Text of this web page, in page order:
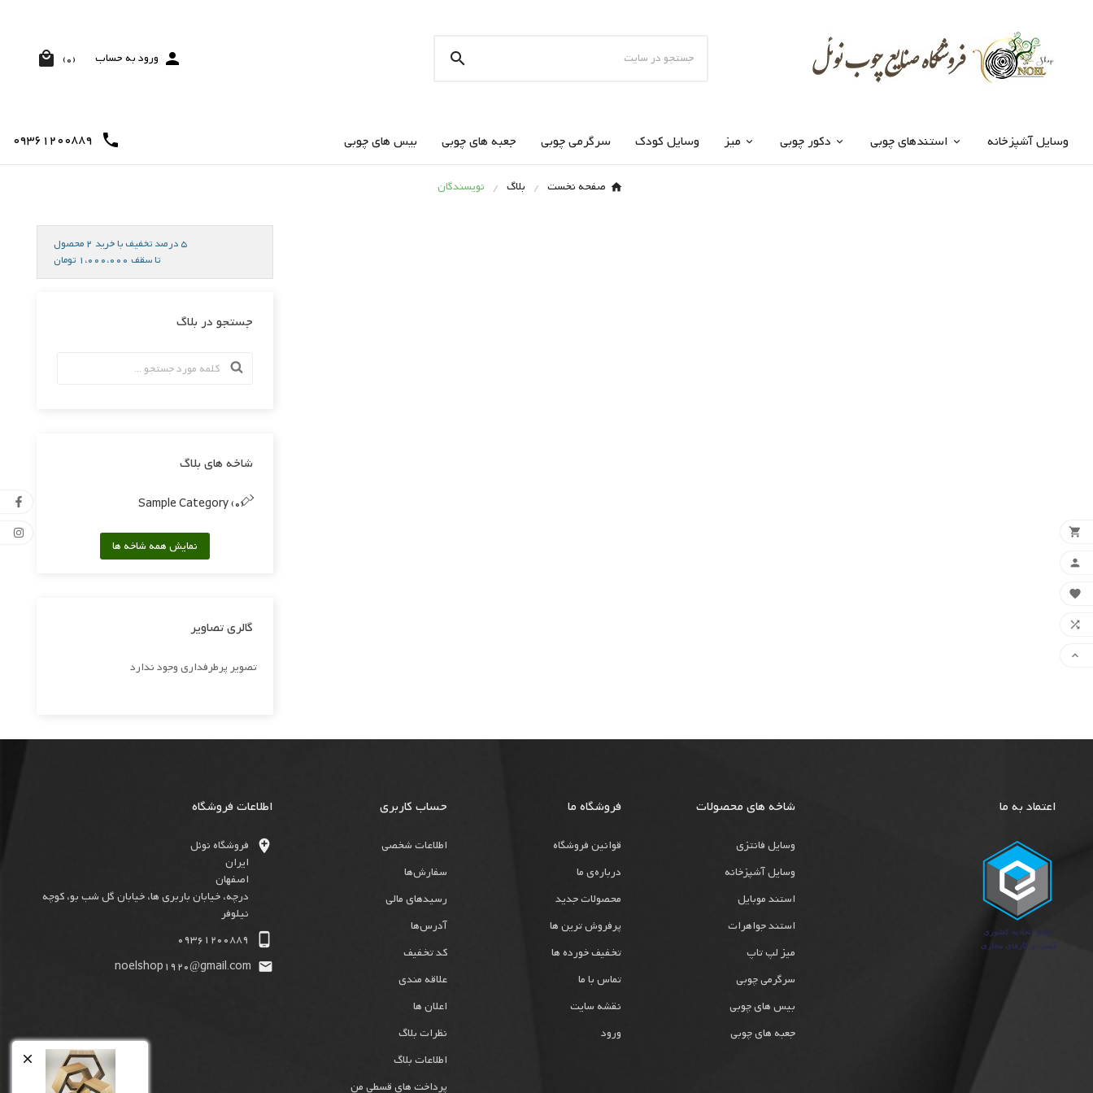


 ورود به حساب  (0)
وسایل آشپزخانه استندهای چوبی دکور چوبی میز وسایل کودک سرگرمی چوبی جعبه های چوبی بیس های چوبی 
09361200889
صفحه نخست بلاگ نویسندگان
5 درصد تخفیف با خرید 2 محصول
تا سقف 1،000،000 تومان
جستجو در بلاگ
شاخه های بلاگ
Sample Category (0)
نمایش همه شاخه ها
گالری تصاویر
تصویر پرطرفداری وجود ندارد
اعتماد به ما شاخه های محصولات
وسایل فانتزی
وسایل آشپزخانه
استند موبایل
استند جواهرات
میز لپ تاپ
سرگرمی چوبی
بیس های چوبی
جعبه های چوبی
فروشگاه ما
قوانین فروشگاه
درباره‌ی ما
محصولات جدید
پرفروش ترین ها
تخفیف خورده ها
تماس با ما
نقشه سایت
ورود
حساب کاربری
اطلاعات شخصی
سفارش‌ها
رسیدهای مالی
آدرس‌ها
کد تخفیف
علاقه مندی
اعلان ها
نظرات بلاگ
اطلاعات بلاگ
پرداخت های قسطی من
اطلاعات فروشگاه

فروشگاه نوئل
ایران
اصفهان
درچه، خیابان باربری ها، خیابان گل شب بو، کوچه
نیلوفر

09361200889

noelshop1920@gmail.com




